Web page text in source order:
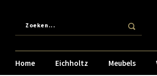
Home Eichholtz Meubels